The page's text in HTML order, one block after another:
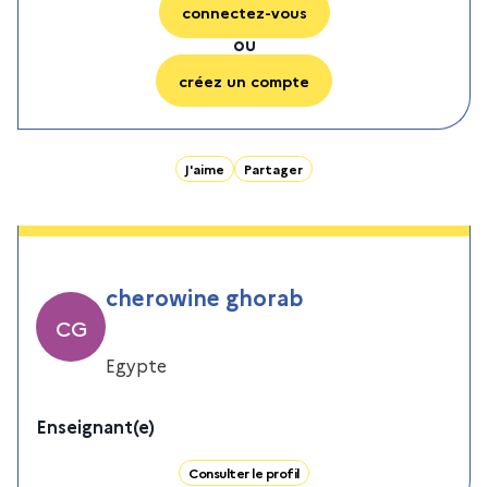
connectez-vous
ou
créez un compte
J'aime Partager
CG
cherowine ghorab
Egypte
Enseignant(e)
Consulter le profil